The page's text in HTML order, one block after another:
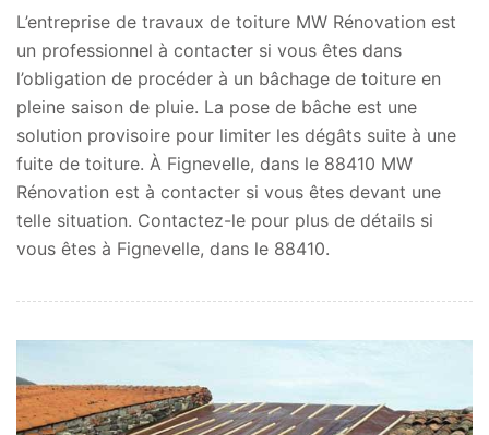
L’entreprise de travaux de toiture MW Rénovation est
un professionnel à contacter si vous êtes dans
l’obligation de procéder à un bâchage de toiture en
pleine saison de pluie. La pose de bâche est une
solution provisoire pour limiter les dégâts suite à une
fuite de toiture. À Fignevelle, dans le 88410 MW
Rénovation est à contacter si vous êtes devant une
telle situation. Contactez-le pour plus de détails si
vous êtes à Fignevelle, dans le 88410.